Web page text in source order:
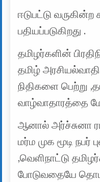
ஈடுபட்டு
பதியப்படுகிறது .
தமிழர்களின்
தமிழ்
நிதிகளை பெற்று
வாழ்வாதாரத்தை
ஆனால் அர்ச்சுனா
மர்ம முக மூடி நபர்
,வெளிநாட்டு
போடுவதையே